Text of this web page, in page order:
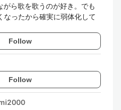
がら歌を歌うのが好き。でも
なったから確実に弱体化して
Follow
Follow